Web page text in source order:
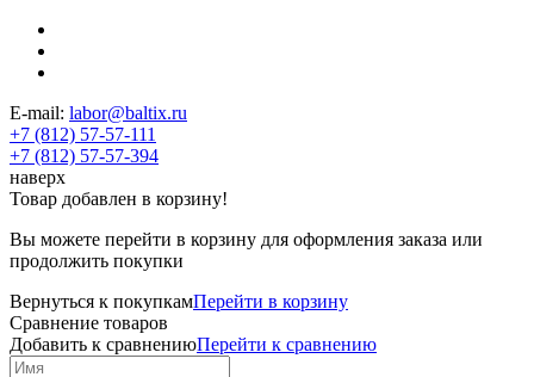
E-mail: labor@baltix.ru
+7 (812) 57-57-111
+7 (812) 57-57-394
наверх
Товар добавлен в корзину!
Вы можете перейти в корзину для оформления заказа или
продолжить покупки
Вернуться к покупкамПерейти в корзину
Сравнение товаров
Добавить к сравнениюПерейти к сравнению